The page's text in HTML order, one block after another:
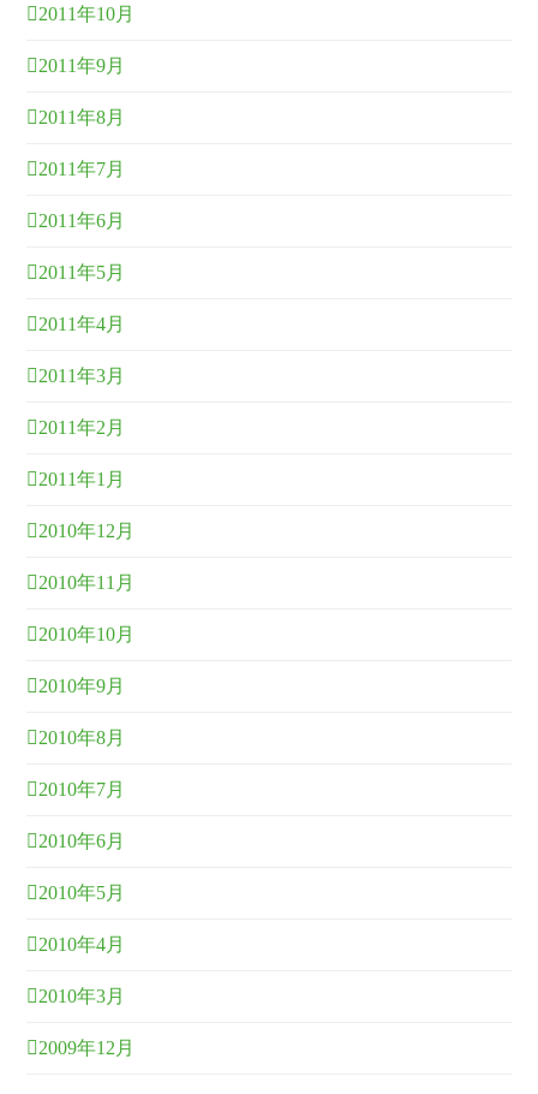
2011年10月
2011年9月
2011年8月
2011年7月
2011年6月
2011年5月
2011年4月
2011年3月
2011年2月
2011年1月
2010年12月
2010年11月
2010年10月
2010年9月
2010年8月
2010年7月
2010年6月
2010年5月
2010年4月
2010年3月
2009年12月